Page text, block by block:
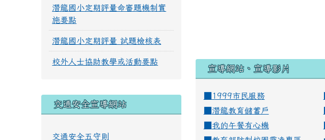
宣導網站、宣導影片
■1999市民服務
潛龍教育儲蓄戶
我的午餐有心機
潛龍國小定期評量命審題機制實
施要點
潛龍國小定期評量 試題檢核表
校外人士協助教學或活動要點
交通安全宣導網站
交通安全五守則